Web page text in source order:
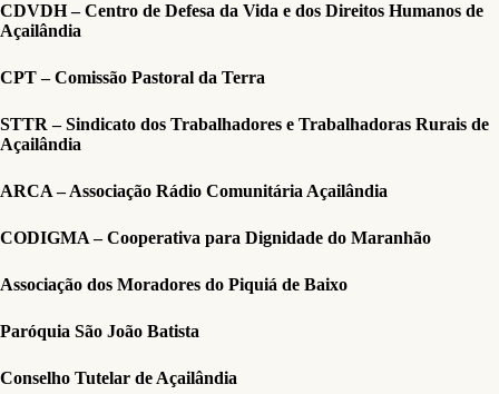
CDVDH – Centro de Defesa da Vida e dos Direitos Humanos de
Açailândia
CPT – Comissão Pastoral da Terra
STTR – Sindicato dos Trabalhadores e Trabalhadoras Rurais de
Açailândia
ARCA – Associação Rádio Comunitária Açailândia
CODIGMA – Cooperativa para Dignidade do Maranhão
Associação dos Moradores do Piquiá de Baixo
Paróquia São João Batista
Conselho Tutelar de Açailândia